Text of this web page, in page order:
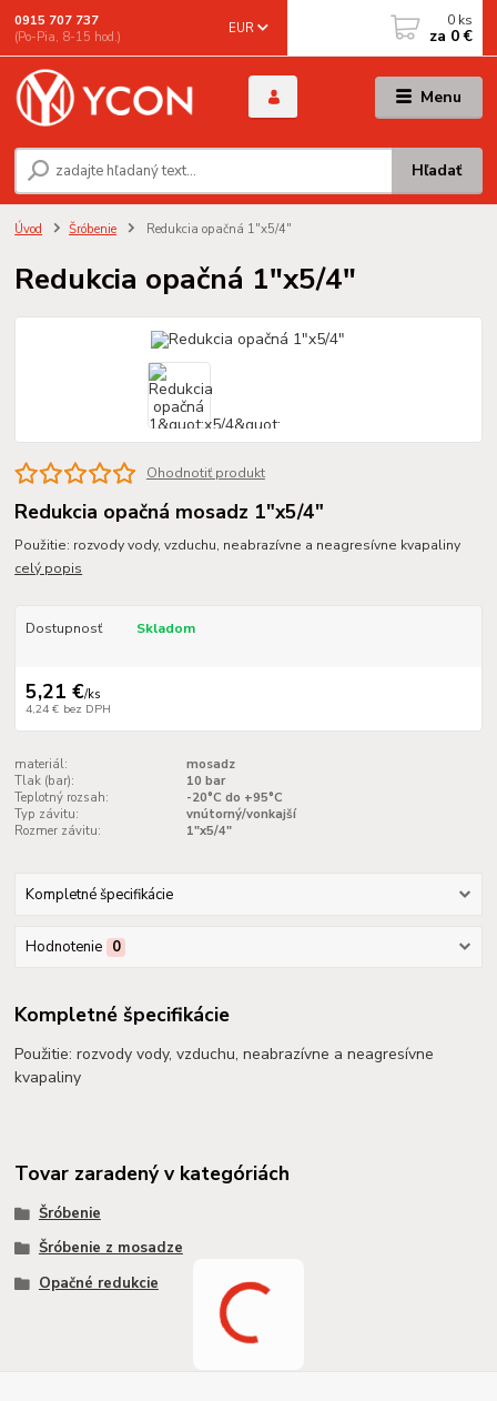
Menu
EUR
Hľadať
0915 707 737
(Po-Pia, 8-15 hod.)
0 ks
za 0 €
Úvod Šróbenie Redukcia opačná 1"x5/4"
Redukcia opačná 1"x5/4"
Ohodnotiť produkt
Redukcia opačná mosadz 1"x5/4"
Použitie: rozvody vody, vzduchu, neabrazívne a neagresívne kvapaliny
celý popis
Dostupnosť Skladom
5,21 €/ks
4,24 € bez DPH
materiál:
mosadz
Tlak (bar):
10 bar
Teplotný rozsah:
-20°C do +95°C
Typ závitu:
vnútorný/vonkajší
Rozmer závitu:
1"x5/4"
Kompletné špecifikácie
Hodnotenie 0
Kompletné špecifikácie
Použitie: rozvody vody, vzduchu, neabrazívne a neagresívne
kvapaliny
Tovar zaradený v kategóriách
Šróbenie
Šróbenie z mosadze
Opačné redukcie